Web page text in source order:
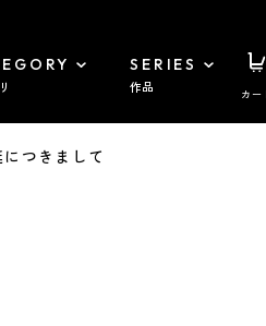
SERIES
作品 カー
つきまして